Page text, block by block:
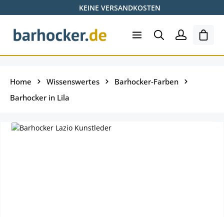
Zum Hauptinhalt springenKEINE VERSANDKOSTEN
Home Wissenswertes
Barhocker-Farben
Barhocker in Lila